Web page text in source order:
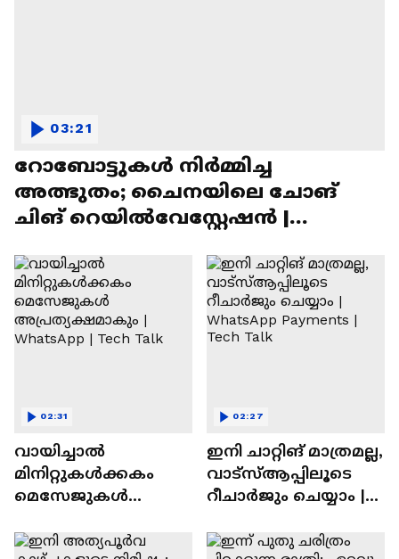
റോബോട്ടുകൾ നിർമ്മിച്ച
അത്ഭുതം; ചൈനയിലെ ചോങ്
ചിങ് റെയിൽവേസ്റ്റേഷൻ |
03:21
വായിച്ചാൽ
മിനിറ്റുകൾക്കകം
മെസേജുകള്‍
WhatsApp | Tech Talk
02:31
ഇനി ചാറ്റിങ് മാത്രമല്ല,
വാട്‌സ്‌ആപ്പിലൂടെ
റീചാർജും ചെയ്യാം |
Tech Talk
02:27